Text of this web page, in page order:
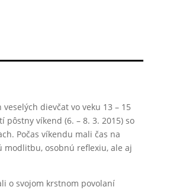
veselých dievčat vo veku 13 – 15
pôstny víkend (6. – 8. 3. 2015) so
Počas víkendu mali čas na
modlitbu, osobnú reflexiu, ale aj
o svojom krstnom povolaní